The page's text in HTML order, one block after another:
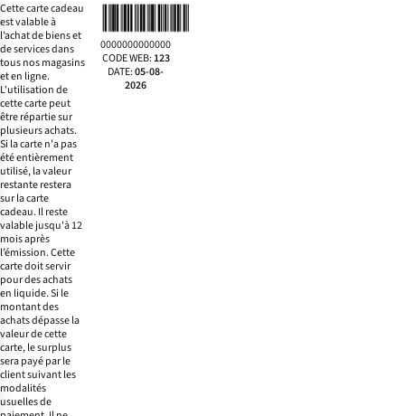
Cette carte cadeau
est valable à
l’achat de biens et
de services dans
tous nos magasins
et en ligne.
L'utilisation de
cette carte peut
être répartie sur
plusieurs achats.
Si la carte n'a pas
été entièrement
utilisé, la valeur
restante restera
sur la carte
cadeau. Il reste
valable jusqu'à 12
mois après
l’émission. Cette
carte doit servir
pour des achats
en liquide. Si le
montant des
achats dépasse la
valeur de cette
carte, le surplus
sera payé par le
client suivant les
modalités
usuelles de
0000000000000
CODE WEB:123
DATE:05-08-
2026